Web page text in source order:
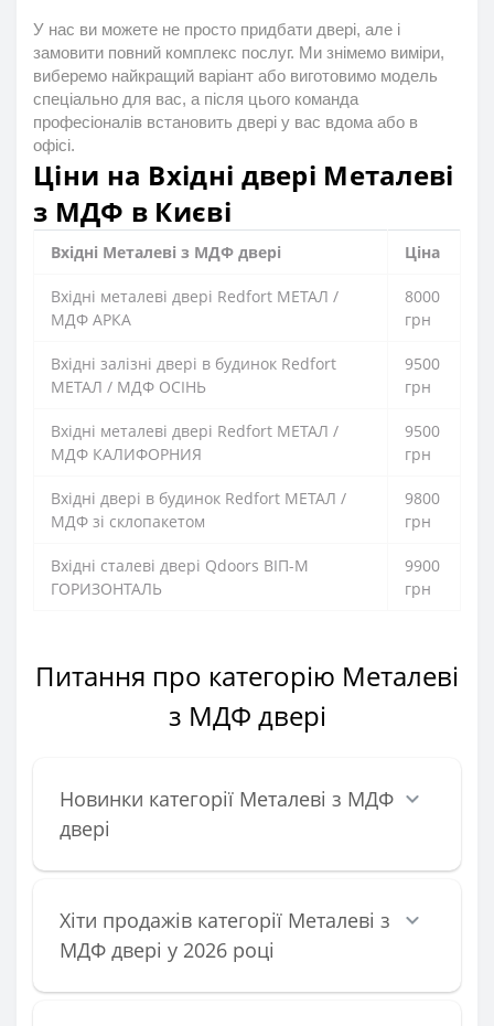
У нас ви можете не просто придбати двері, але і
замовити повний комплекс послуг. Ми знімемо виміри,
виберемо найкращий варіант або виготовимо модель
спеціально для вас, а після цього команда
професіоналів встановить двері у вас вдома або в
офісі.
Ціни на Вхідні двері Металеві
з МДФ в Києві
Вхідні Металеві з МДФ двері Ціна
Вхідні металеві двері Redfort МЕТАЛ /
МДФ АРКА
8000
грн
Вхідні залізні двері в будинок Redfort
МЕТАЛ / МДФ ОСІНЬ
9500
грн
Вхідні металеві двері Redfort МЕТАЛ /
МДФ КАЛИФОРНИЯ
9500
грн
Вхідні двері в будинок Redfort МЕТАЛ /
МДФ зі склопакетом
9800
грн
Вхідні сталеві двері Qdoors ВІП-М
ГОРИЗОНТАЛЬ
9900
грн
Питання про категорію Металеві
з МДФ двері
Новинки категорії Металеві з МДФ
двері
Хіти продажів категорії Металеві з
МДФ двері у 2026 році